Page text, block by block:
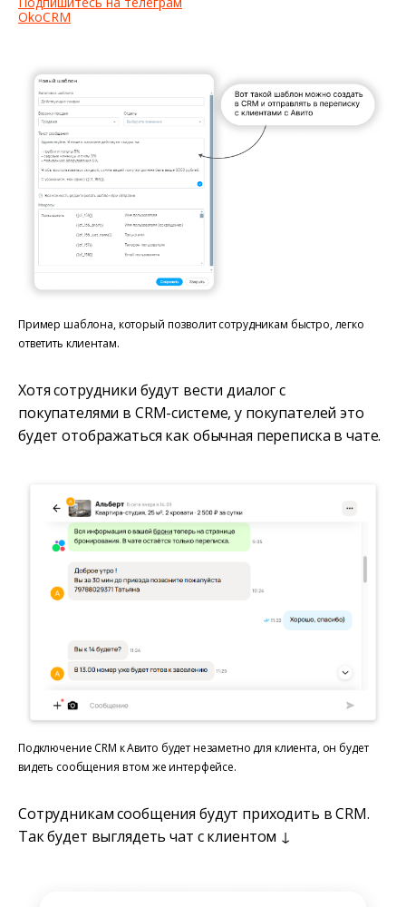
OkoCRM
Пример шаблона, который позволит сотрудникам быстро, легко
ответить клиентам.
Хотя сотрудники будут вести диалог с
покупателями в CRM-системе, у покупателей это
будет отображаться как обычная переписка в чате.
Подключение CRM к Авито будет незаметно для клиента, он будет
видеть сообщения в том же интерфейсе.
Сотрудникам сообщения будут приходить в CRM.
Так будет выглядеть чат с клиентом ↓